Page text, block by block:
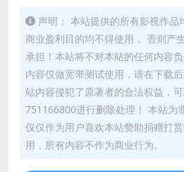
声明： 本站提供的所有影视作品
商业盈利目的均不得使用， 否则产
承担！本站将不对本站的任何内容
内容仅做宽带测试使用，请在下载
站内容侵犯了原著者的合法权益，可
751166800进行删除处理！ 本站为
仅仅作为用户喜欢本站赞助捐赠打
用，所有内容不作为商业行为。